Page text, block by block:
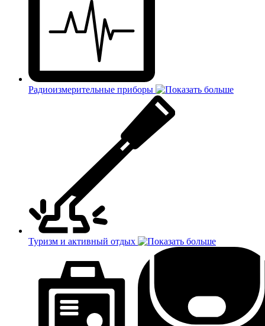
Радиоизмерительные приборы
Туризм и активный отдых